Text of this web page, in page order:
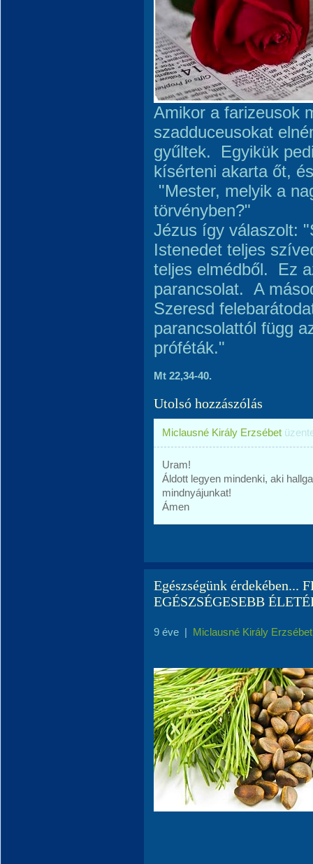
Amikor a farizeusok
szadduceusokat
gyűltek. Egyikük
kísérteni akarta őt,
"Mester, melyik a
törvényben?"
Jézus így válaszolt:
Istenedet teljes
teljes elmédből. Ez
parancsolat. A
Szeresd
parancsolattól függ
próféták."
Mt 22,34-40.
Utolsó hozzászólás
Miclausné Király Erzsébet
Uram!
Áldott legyen mindenki, aki
mindnyájunkat!
Ámen
Egészségünk érdekében...
EGÉSZSÉGESEBB
9 éve | Miclausné Király Erzsébet